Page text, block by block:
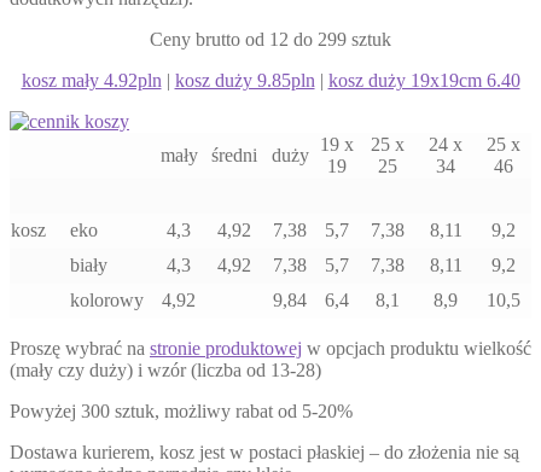
Ceny brutto od 12 do 299 sztuk
kosz mały 4.92pln | kosz duży 9.85pln | kosz duży 19x19cm 6.40
mały średni duży
19 x
19
25 x
25
24 x
34
25 x
46
kosz eko 4,3 4,92 7,38 5,7 7,38 8,11
9,2
biały
4,3 4,92 7,38 5,7 7,38 8,11
9,2
kolorowy
4,92 9,84 6,4 8,1 8,9 10,5
Proszę wybrać na stronie produktowej w opcjach produktu wielkość
(mały czy duży) i wzór (liczba od 13-28)
Powyżej 300 sztuk, możliwy rabat od 5-20%
Dostawa kurierem, kosz jest w postaci płaskiej – do złożenia nie są